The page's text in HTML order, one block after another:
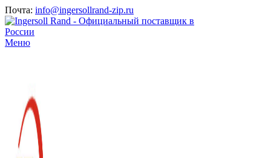
Почта: info@ingersollrand-zip.ru
Меню